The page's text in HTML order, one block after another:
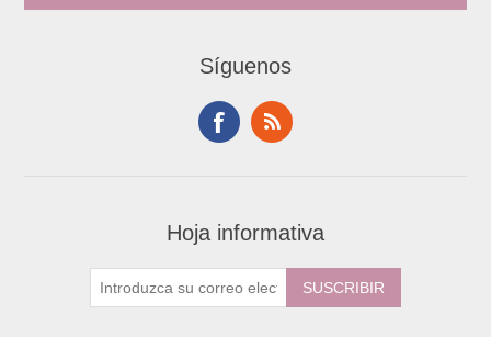
Síguenos
Hoja informativa